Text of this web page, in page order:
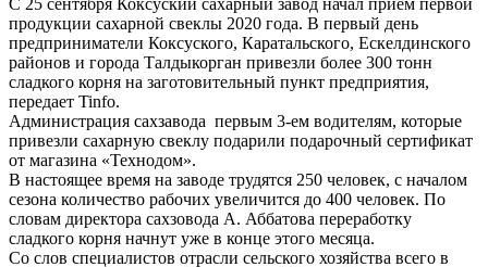
С 25 сентября Коксуский сахарный завод начал прием первой
продукции сахарной свеклы 2020 года. В первый день
предприниматели Коксуского, Каратальского, Ескелдинского
районов и города Талдыкорган привезли более 300 тонн
сладкого корня на заготовительный пункт предприятия,
передает Tinfo.
Администрация сахзавода первым 3-ем водителям, которые
привезли сахарную свеклу подарили подарочный сертификат
от магазина «Технодом».
В настоящее время на заводе трудятся 250 человек, с началом
сезона количество рабочих увеличится до 400 человек. По
словам директора сахзовода А. Аббатова переработку
сладкого корня начнут уже в конце этого месяца.
Со слов специалистов отрасли сельского хозяйства всего в